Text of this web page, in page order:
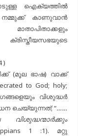
ഐക്യത്തിൽ
കാണുവാൻ
)
(മൂല ഭാഷ) വാക്ക്
to God; holy;
വിശുദ്ധർ
ചെയ്യുന്നത്; “……
1 :1). മറ്റു